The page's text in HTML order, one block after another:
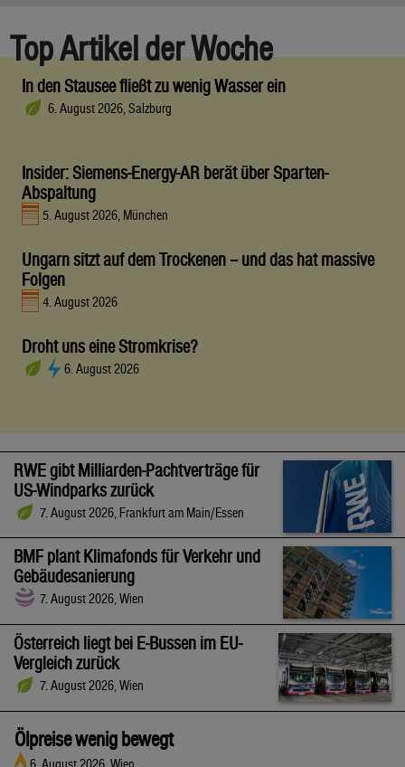
Top Artikel der Woche
In den Stausee fließt zu wenig Wasser ein
6. August 2026, Salzburg
Insider: Siemens-Energy-AR berät über Sparten-
Abspaltung
5. August 2026, München
Ungarn sitzt auf dem Trockenen – und das hat massive
Folgen
4. August 2026
Droht uns eine Stromkrise?
6. August 2026
RWE gibt Milliarden-Pachtverträge für
US-Windparks zurück
7. August 2026, Frankfurt am Main/Essen
BMF plant Klimafonds für Verkehr und
Gebäudesanierung
7. August 2026, Wien
Österreich liegt bei E-Bussen im EU-
Vergleich zurück
7. August 2026, Wien
Ölpreise wenig bewegt